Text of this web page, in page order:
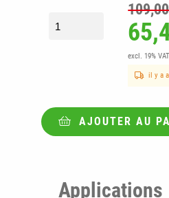
quantité de Appareil
Le
excl. 19% VAT
il y a
AJOUTER AU
Applications